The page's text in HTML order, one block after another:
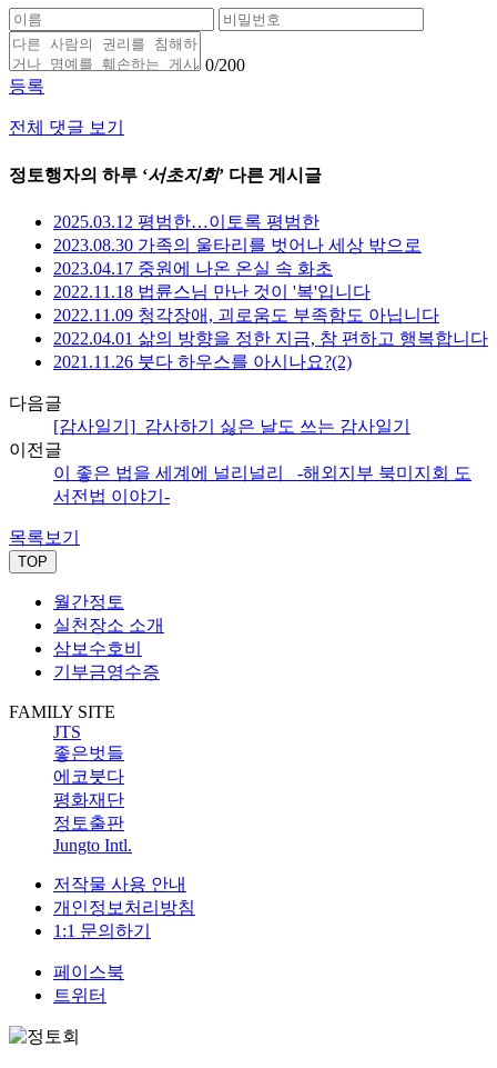
0/200
등록
전체 댓글 보기
정토행자의 하루 ‘서초지회’ 다른 게시글
2025.03.12 평범한…이토록 평범한
2023.08.30 가족의 울타리를 벗어나 세상 밖으로
2023.04.17 중원에 나온 온실 속 화초
2022.11.18 법륜스님 만난 것이 '복'입니다
2022.11.09 청각장애, 괴로움도 부족함도 아닙니다
2022.04.01 삶의 방향을 정한 지금, 참 편하고 행복합니다
2021.11.26 붓다 하우스를 아시나요?(2)
다음글
[감사일기]_감사하기 싫은 날도 쓰는 감사일기
이전글
이 좋은 법을 세계에 널리널리_ -해외지부 북미지회 도
서전법 이야기-
목록보기
TOP
월간정토
실천장소 소개
삼보수호비
기부금영수증
FAMILY SITE
JTS
좋은벗들
에코붓다
평화재단
정토출판
Jungto Intl.
저작물 사용 안내
개인정보처리방침
1:1 문의하기
페이스북
트위터